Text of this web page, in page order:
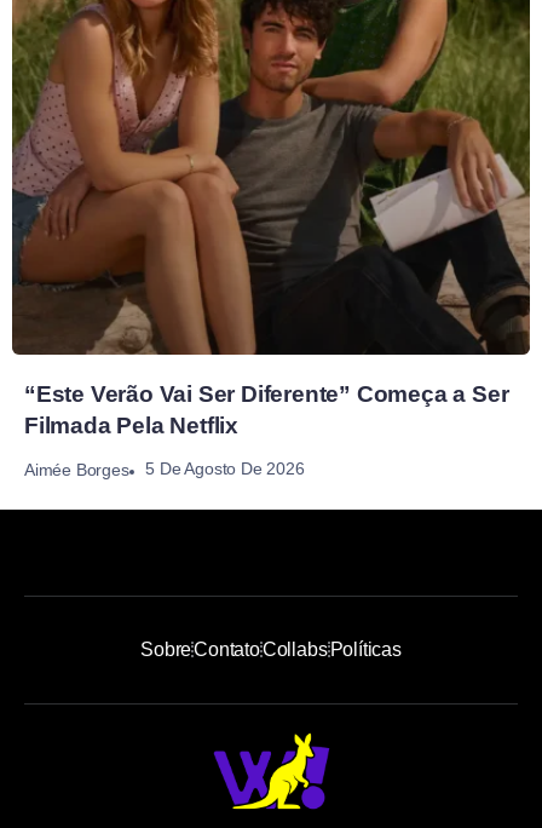
“Este Verão Vai Ser Diferente” Começa a Ser
Filmada Pela Netflix
Aimée Borges 5 De Agosto De 2026
SobreContatoCollabsPolíticas